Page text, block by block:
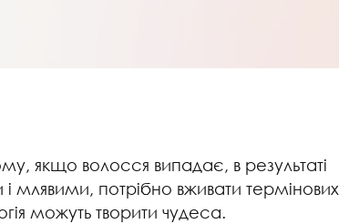
якщо волосся випадає, в результаті
млявими, потрібно вживати термінових
можуть творити чудеса.